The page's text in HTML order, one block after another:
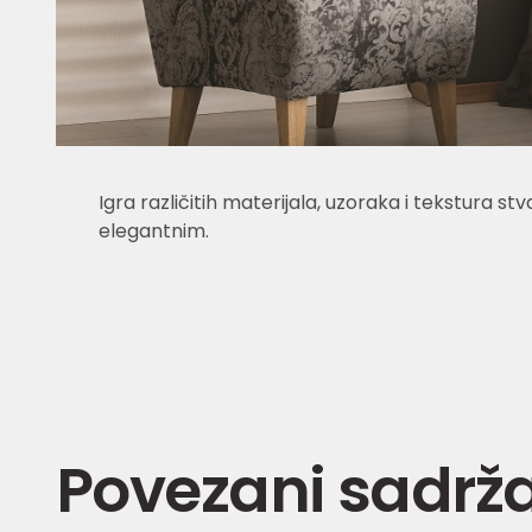
Igra različitih materijala, uzoraka i tekstura
elegantnim.
Povezani